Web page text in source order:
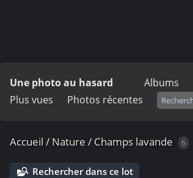
Une photo au hasard Albums
Plus vues Photos récentes
Accueil / Nature / Champs lavande 6
Rechercher dans ce lot